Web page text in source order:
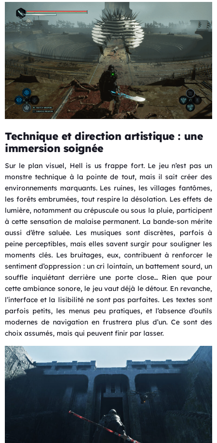
Technique et direction artistique : une
immersion soignée
Sur le plan visuel, Hell is us frappe fort. Le jeu n’est pas un
monstre technique à la pointe de tout, mais il sait créer des
environnements marquants. Les ruines, les villages fantômes,
les forêts embrumées, tout respire la désolation. Les effets de
lumière, notamment au crépuscule ou sous la pluie, participent
à cette sensation de malaise permanent. La bande-son mérite
aussi d’être saluée. Les musiques sont discrètes, parfois à
peine perceptibles, mais elles savent surgir pour souligner les
moments clés. Les bruitages, eux, contribuent à renforcer le
sentiment d’oppression : un cri lointain, un battement sourd, un
souffle inquiétant derrière une porte close… Rien que pour
cette ambiance sonore, le jeu vaut déjà le détour. En revanche,
l’interface et la lisibilité ne sont pas parfaites. Les textes sont
parfois petits, les menus peu pratiques, et l’absence d’outils
modernes de navigation en frustrera plus d’un. Ce sont des
choix assumés, mais qui peuvent finir par lasser.